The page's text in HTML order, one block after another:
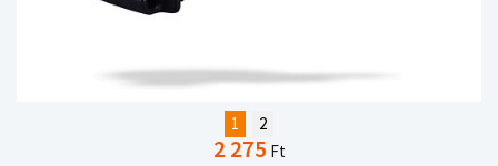
1 2
2 275 Ft